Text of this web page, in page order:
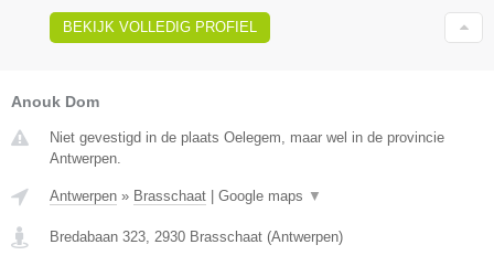
BEKIJK VOLLEDIG PROFIEL
Anouk Dom
Niet gevestigd in de plaats Oelegem, maar wel in de provincie
Antwerpen.
Antwerpen » Brasschaat Google maps ▼
Bredabaan 323 2930 Brasschaat (Antwerpen)